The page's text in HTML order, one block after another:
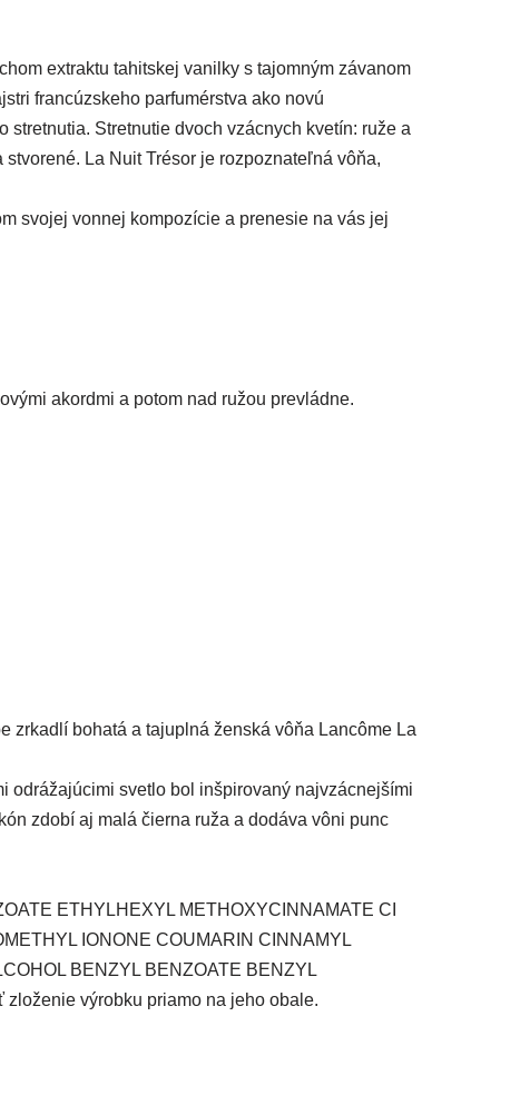
extraktu tahitskej vanilky s tajomným závanom
francúzskeho parfumérstva ako novú
Stretnutie dvoch vzácnych kvetín: ruže a
La Nuit Trésor je rozpoznateľná vôňa,
svojej vonnej kompozície a prenesie na vás jej
akordmi a potom nad ružou prevládne.
zrkadlí bohatá a tajuplná ženská vôňa Lancôme La
odrážajúcimi svetlo bol inšpirovaný najvzácnejšími
zdobí aj malá čierna ruža a dodáva vôni punc
ETHYLHEXYL METHOXYCINNAMATE CI
IONONE COUMARIN CINNAMYL
BENZYL BENZOATE BENZYL
výrobku priamo na jeho obale.